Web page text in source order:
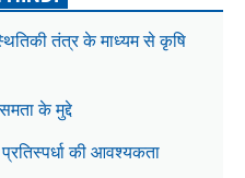
तंत्र के माध्यम से कृषि
के मुद्दे
की आवश्यकता